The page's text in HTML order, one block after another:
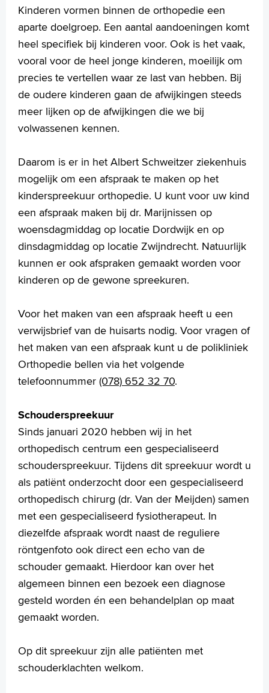
Kinderen vormen binnen de orthopedie een
aparte doelgroep. Een aantal aandoeningen komt
heel specifiek bij kinderen voor. Ook is het vaak,
vooral voor de heel jonge kinderen, moeilijk om
precies te vertellen waar ze last van hebben. Bij
de oudere kinderen gaan de afwijkingen steeds
meer lijken op de afwijkingen die we bij
volwassenen kennen.
Daarom is er in het Albert Schweitzer ziekenhuis
mogelijk om een afspraak te maken op het
kinderspreekuur orthopedie. U kunt voor uw kind
een afspraak maken bij dr. Marijnissen op
woensdagmiddag op locatie Dordwijk en op
dinsdagmiddag op locatie Zwijndrecht. Natuurlijk
kunnen er ook afspraken gemaakt worden voor
kinderen op de gewone spreekuren.
Voor het maken van een afspraak heeft u een
verwijsbrief van de huisarts nodig. Voor vragen of
het maken van een afspraak kunt u de polikliniek
Orthopedie bellen via het volgende
telefoonnummer (078) 652 32 70.
Schouderspreekuur
Sinds januari 2020 hebben wij in het
orthopedisch centrum een gespecialiseerd
schouderspreekuur. Tijdens dit spreekuur wordt u
als patiënt onderzocht door een gespecialiseerd
orthopedisch chirurg (dr. Van der Meijden) samen
met een gespecialiseerd fysiotherapeut. In
diezelfde afspraak wordt naast de reguliere
röntgenfoto ook direct een echo van de
schouder gemaakt. Hierdoor kan over het
algemeen binnen een bezoek een diagnose
gesteld worden én een behandelplan op maat
gemaakt worden.
Op dit spreekuur zijn alle patiënten met
schouderklachten welkom.